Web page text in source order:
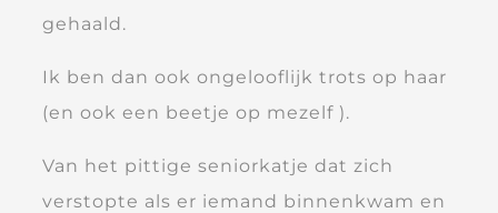
gehaald.
Ik ben dan ook ongelooflijk trots op haar
(en ook een beetje op mezelf ).
Van het pittige seniorkatje dat zich
verstopte als er iemand binnenkwam en